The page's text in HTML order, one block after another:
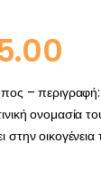
– περιγραφή:
ονομασία
στην